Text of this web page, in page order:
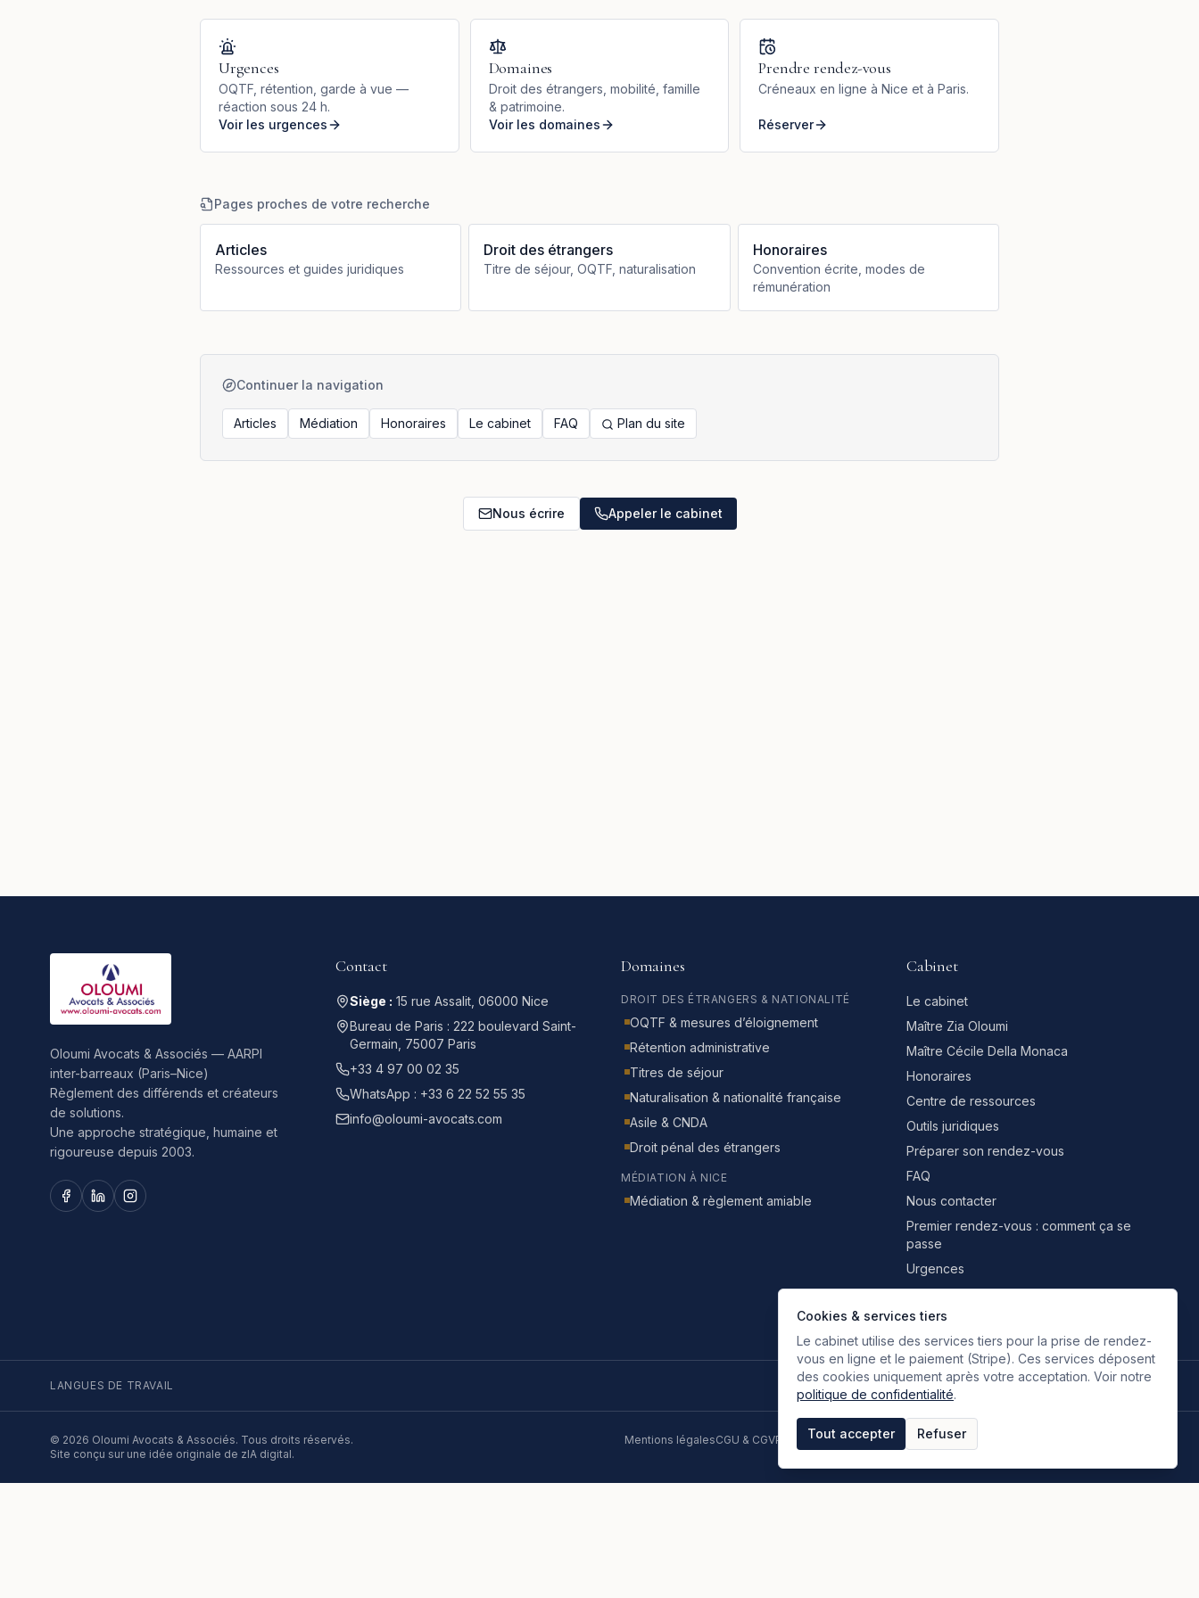
Cookies & services tiers
Le cabinet utilise des services tiers pour la prise de rendez-
vous en ligne et le paiement (Stripe). Ces services déposent
des cookies uniquement après votre acceptation. Voir notre
politique de confidentialité.
Tout accepter Refuser
Urgences
OQTF, rétention, garde à vue —
réaction sous 24 h.
Voir les urgences
Domaines
Droit des étrangers, mobilité, famille
& patrimoine.
Voir les domaines
Prendre rendez-vous
Créneaux en ligne à Nice et à Paris.
Réserver
Pages proches de votre recherche
Articles
Ressources et guides juridiques
Droit des étrangers
Titre de séjour, OQTF, naturalisation
Honoraires
Convention écrite, modes de
rémunération
Continuer la navigation
Articles Médiation Honoraires Le cabinet FAQ Plan du site
Nous écrire Appeler le cabinet
Oloumi Avocats & Associés — AARPI
inter-barreaux (Paris–Nice)
Règlement des différends et créateurs
de solutions.
Une approche stratégique, humaine et
rigoureuse depuis 2003.
Contact
Siège : 15 rue Assalit, 06000 Nice
Bureau de Paris : 222 boulevard Saint-
Germain, 75007 Paris
+33 4 97 00 02 35
WhatsApp : +33 6 22 52 55 35
info@oloumi-avocats.com
Domaines
DROIT DES ÉTRANGERS & NATIONALITÉ
OQTF & mesures d’éloignement
Rétention administrative
Titres de séjour
Naturalisation & nationalité française
Asile & CNDA
Droit pénal des étrangers
MÉDIATION À NICE
Médiation & règlement amiable
Cabinet
Le cabinet
Maître Zia Oloumi
Maître Cécile Della Monaca
Honoraires
Centre de ressources
Outils juridiques
Préparer son rendez-vous
FAQ
Nous contacter
Premier rendez-vous : comment ça se
passe
Urgences
Professionnels & partenaires
LANGUES DE TRAVAIL 🇫🇷
Français
FR 🇬🇧
AnglaisEN 🇮🇹IT🇪🇸ES🇷🇺 RU🇮🇷FA
© 2026 Oloumi Avocats & Associés. Tous droits réservés.
Site conçu sur une idée originale de zIA digital.
Mentions légalesCGU & CGVPolitique de confidentialité Espace clients